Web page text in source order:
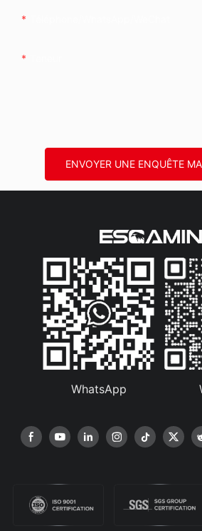
ENVOYER UNE ENQUÊTE
WhatsApp